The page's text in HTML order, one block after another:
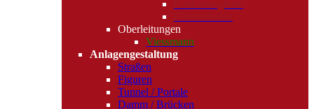
Oberleitungen
Viessmann
Anlagengestaltung
Straßen
Figuren
Tunnel / Portale
Damm / Brücken